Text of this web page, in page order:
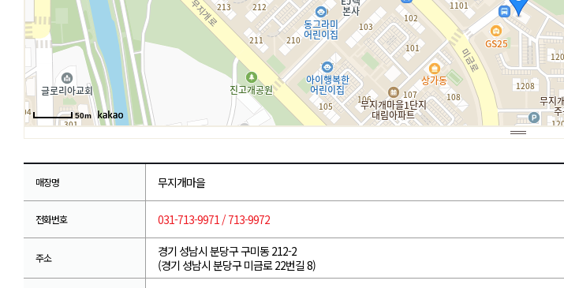
50m
매장명 무지개마을
전화번호 031-713-9971 / 713-9972
주소
경기 성남시 분당구 구미동 212-2
(경기 성남시 분당구 미금로 22번길 8)